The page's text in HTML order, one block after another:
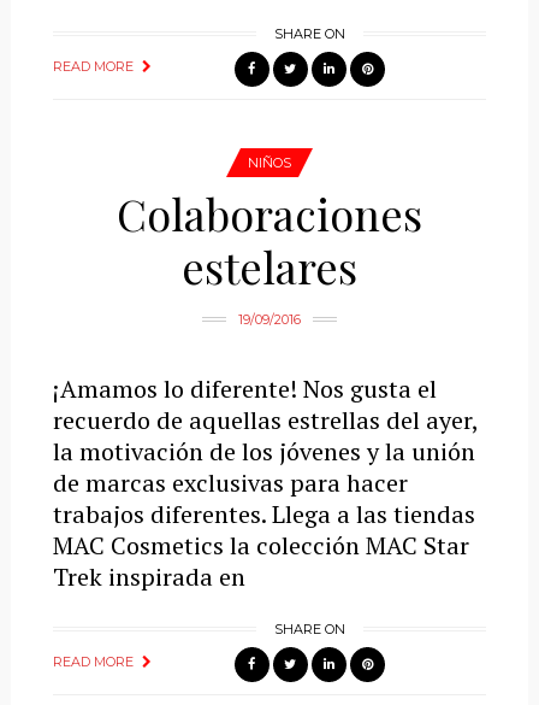
READ MORE
SHARE ON
NIÑOS
Colaboraciones
estelares
19/09/2016
¡Amamos lo diferente! Nos gusta el
recuerdo de aquellas estrellas del ayer,
la motivación de los jóvenes y la unión
de marcas exclusivas para hacer
trabajos diferentes. Llega a las tiendas
MAC Cosmetics la colección MAC Star
Trek inspirada en
READ MORE
SHARE ON